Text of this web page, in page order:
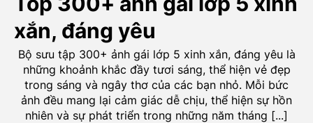
xắn, đáng yêu
Bộ sưu tập 300+ ảnh gái lớp 5 xinh xắn, đáng yêu là
những khoảnh khắc đầy tươi sáng, thể hiện vẻ đẹp
trong sáng và ngây thơ của các bạn nhỏ. Mỗi bức
ảnh đều mang lại cảm giác dễ chịu, thể hiện sự hồn
nhiên và sự phát triển trong những năm tháng [...]